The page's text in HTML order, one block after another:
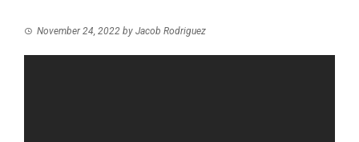
November 24, 2022 by Jacob Rodriguez